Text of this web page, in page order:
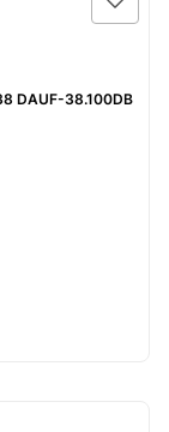
DAUF-38.100DB